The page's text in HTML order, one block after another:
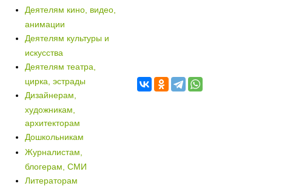
Деятелям кино, видео,
анимации
Деятелям культуры и
искусства
Деятелям театра,
цирка, эстрады
Дизайнерам,
художникам,
архитекторам
Дошкольникам
Журналистам,
блогерам, СМИ
Литераторам